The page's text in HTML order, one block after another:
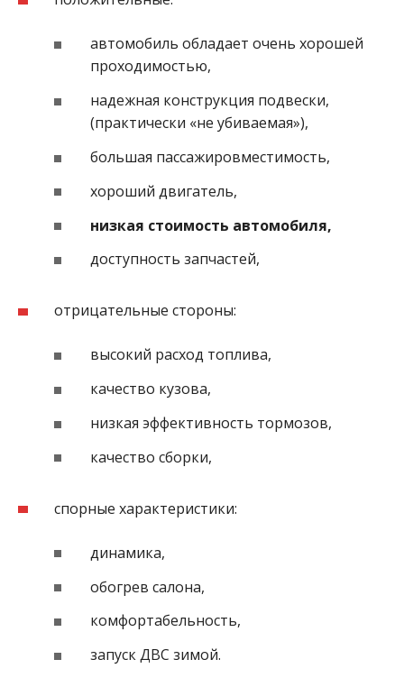
автомобиль обладает очень хорошей
проходимостью,
надежная конструкция подвески,
(практически «не убиваемая»),
большая пассажировместимость,
хороший двигатель,
низкая стоимость автомобиля,
доступность запчастей,
отрицательные стороны:
высокий расход топлива,
качество кузова,
низкая эффективность тормозов,
качество сборки,
спорные характеристики:
динамика,
обогрев салона,
комфортабельность,
запуск ДВС зимой.